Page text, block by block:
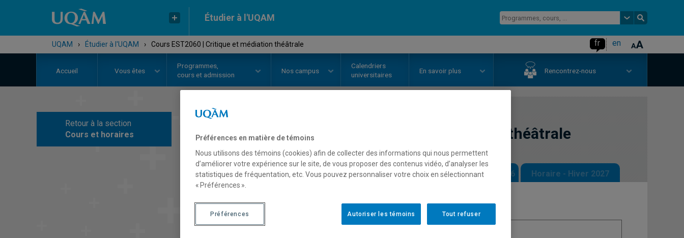
Étudier à l'UQAM
UQAM › Étudier à l'UQAM › Cours EST2060 | Critique et médiation théâtrale fr en
Accueil Vous êtes
Programmes,
cours et admission
Nos campus
Calendriers
universitaires
En savoir plus Rencontrez-nous
Retour à la section
Cours et horaires
COURS// EST2060 Critique et médiation théâtrale
Description Horaire - Été 2026 Horaire - Automne 2026 Horaire - Hiver 2027
Préférences en matière de témoins
Nous utilisons des témoins (cookies) afin de collecter des informations qui nous permettent
d’améliorer votre expérience sur le site, de vous proposer des contenus vidéo, d’analyser les
statistiques de fréquentation, etc. Vous pouvez personnaliser votre choix en sélectionnant
« Préférences ».
Tout refuser
Autoriser les témoins
Préférences